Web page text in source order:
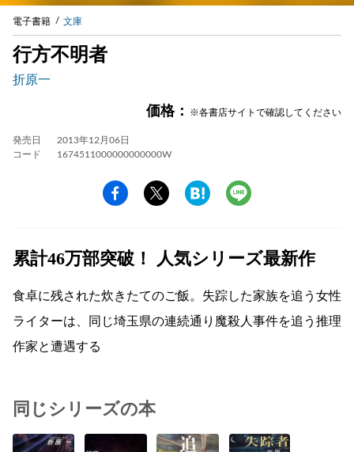
電子書籍 文庫
行方不明者
折原一
価格： ※各書店サイトで確認してください
発売日
2013年12月06日
コード
1674511000000000000W
累計46万部突破！ 人気シリーズ最新作
食卓に残された炊きたてのご飯。失踪した家族を追う女性
ライターは、同じ埼玉県の連続通り魔殺人事件を追う推理
作家と遭遇する
同じシリーズの本